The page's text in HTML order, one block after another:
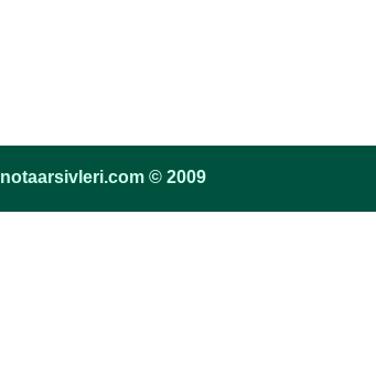
notaarsivleri.com © 2009